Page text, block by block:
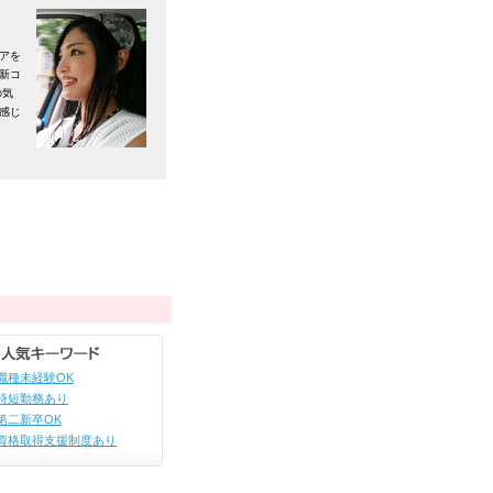
を
コ
気
じ
種未経験OK
短勤務あり
二新卒OK
格取得支援制度あり